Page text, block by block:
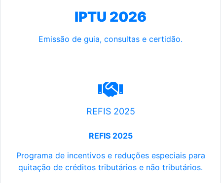
IPTU 2026
Emissão de guia, consultas e certidão.
REFIS 2025
REFIS 2025
Programa de incentivos e reduções especiais para
quitação de créditos tributários e não tributários.